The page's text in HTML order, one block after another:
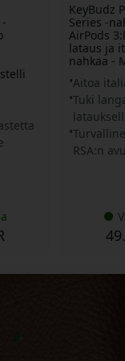
KeyBudz
Series -
AirPods
lataus ja
nahkaa -
Aitoa
Tuki
RSA:n